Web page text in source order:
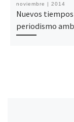
noviembre | 2014
Nuevos
periodismo